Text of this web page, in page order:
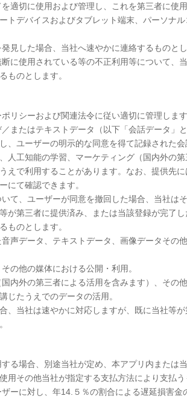
適切に使用および管理し、これを第三者に
トデバイスおよびタブレット端末、パーソナ
見した場合、当社へ速やかに連絡するものと
に使用されている等の不正利用等について
ものとします。
リシーおよび関連法令に従い適切に管理します
またはテキストデータ（以下「会話データ
、ユーザーの明示的な同意を得て記録された
人工知能の学習、マーケティング（国内外の
えで利用することがあります。なお、提供先
にて確認できます。
て、ユーザーが同意を撤回した場合、当社
が第三者に提供済み、または当該登録が完了
ものとします。
声データ、テキストデータ、画像データそ
他の媒体における公開・利用。
外の第三者による活用を含みます）、その
じたうえでのデータの活用。
、当社は速やかに対応しますが、既に当社等
る場合、別途当社が定め、本アプリ内また
その他当社が指定する支払方法により支払う
ーに対し、年14.５％の割合による遅延損害